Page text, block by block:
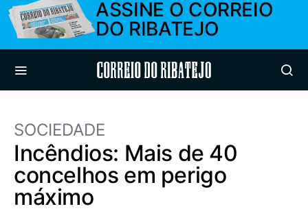
ASSINE O CORREIO
DO RIBATEJO
Correio do Ribatejo
SOCIEDADE
Incêndios: Mais de 40
concelhos em perigo
máximo